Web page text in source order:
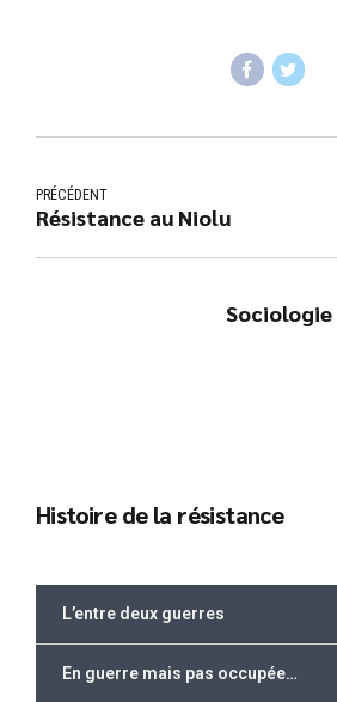
PRÉCÉDENT
Résistance au Niolu
Sociologie
Histoire de la résistance
L’entre deux guerres
En guerre mais pas occupée…